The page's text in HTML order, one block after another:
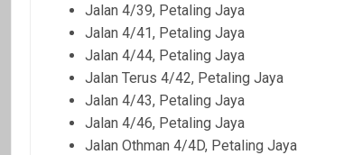
Jalan 4/39, Petaling Jaya
Jalan 4/41, Petaling Jaya
Jalan 4/44, Petaling Jaya
Jalan Terus 4/42, Petaling Jaya
Jalan 4/43, Petaling Jaya
Jalan 4/46, Petaling Jaya
Jalan Othman 4/4D, Petaling Jaya